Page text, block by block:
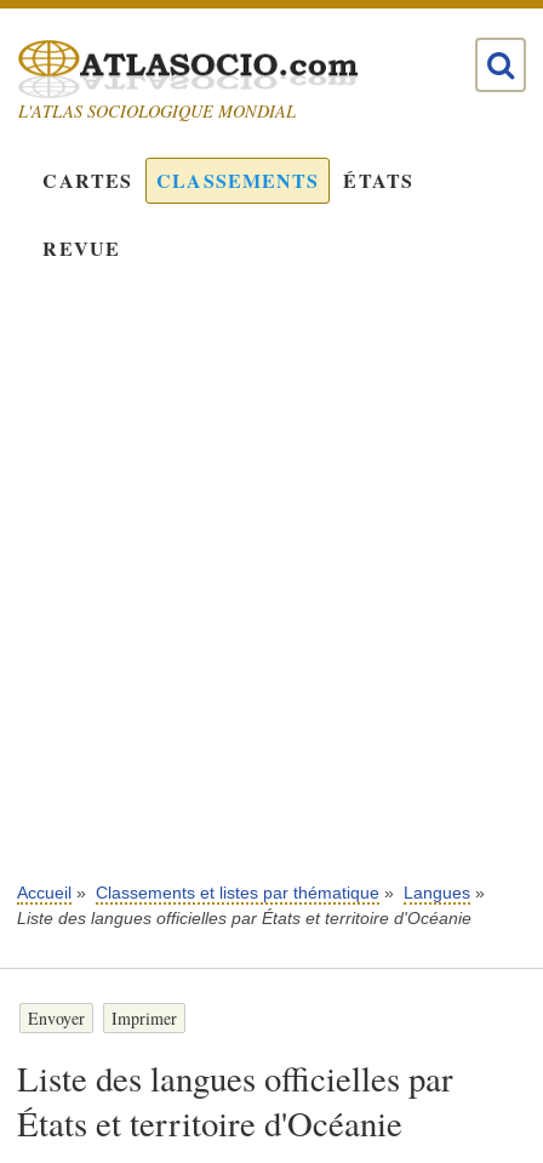
L'ATLAS SOCIOLOGIQUE MONDIAL
CARTES CLASSEMENTS ÉTATS
REVUE
Accueil » Classements et listes par thématique » Langues »
Liste des langues officielles par États et territoire d'Océanie
Envoyer Imprimer
Liste des langues officielles par
États et territoire d'Océanie